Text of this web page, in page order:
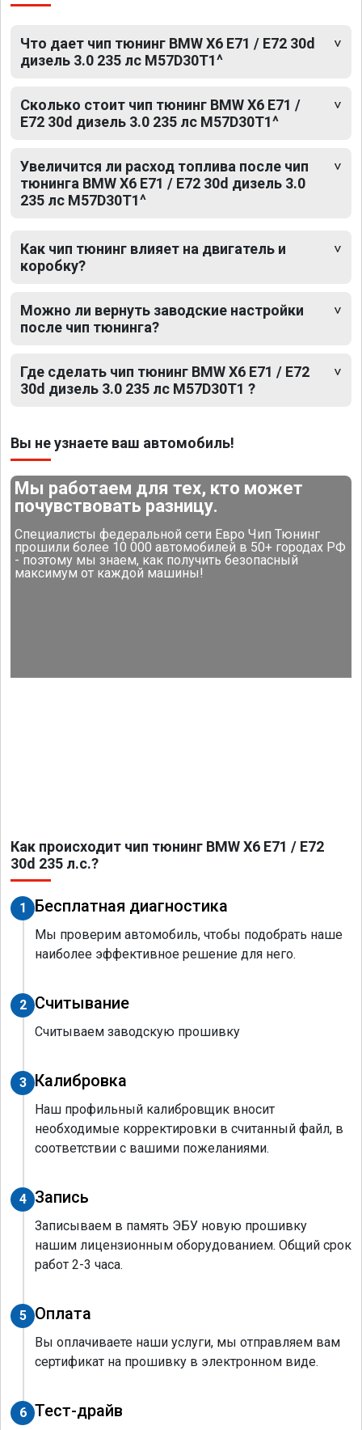
Что дает чип тюнинг BMW X6 E71 / E72 30d
дизель 3.0 235 лс M57D30T1^
Сколько стоит чип тюнинг BMW X6 E71 /
E72 30d дизель 3.0 235 лс M57D30T1^
Увеличится ли расход топлива после чип
тюнинга BMW X6 E71 / E72 30d дизель 3.0
235 лс M57D30T1^
Как чип тюнинг влияет на двигатель и
коробку?
Можно ли вернуть заводские настройки
после чип тюнинга?
Где сделать чип тюнинг BMW X6 E71 / E72
30d дизель 3.0 235 лс M57D30T1 ?
Вы не узнаете ваш автомобиль!
Мы работаем для тех, кто может
почувствовать разницу.
Специалисты федеральной сети Евро Чип Тюнинг
прошили более 10 000 автомобилей в 50+ городах РФ
- поэтому мы знаем, как получить безопасный
максимум от каждой машины!
Как происходит чип тюнинг BMW X6 E71 / E72
30d 235 л.с.?
1 Бесплатная диагностика
Мы проверим автомобиль, чтобы подобрать наше
наиболее эффективное решение для него.
2 Считывание
Считываем заводскую прошивку
3 Калибровка
Наш профильный калибровщик вносит
необходимые корректировки в считанный файл, в
соответствии с вашими пожеланиями.
4 Запись
Записываем в память ЭБУ новую прошивку
нашим лицензионным оборудованием. Общий срок
работ 2-3 часа.
5 Оплата
Вы оплачиваете наши услуги, мы отправляем вам
сертификат на прошивку в электронном виде.
6 Тест-драйв